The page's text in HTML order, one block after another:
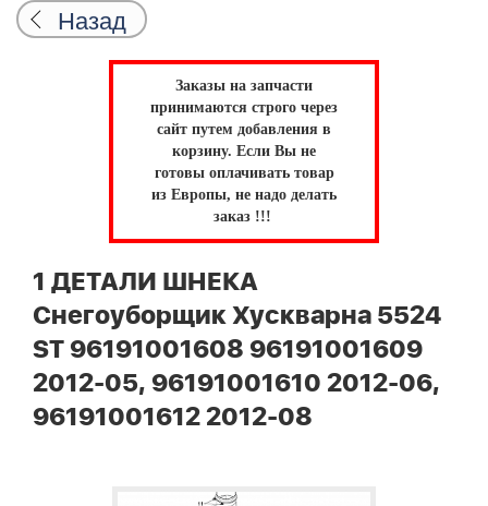
Назад
Заказы на запчасти
принимаются строго через
сайт путем добавления в
корзину. Если Вы не
готовы оплачивать товар
из Европы, не надо делать
заказ !!!
1 ДЕТАЛИ ШНЕКА
Снегоуборщик Хускварна 5524
ST 96191001608 96191001609
2012-05, 96191001610 2012-06,
96191001612 2012-08